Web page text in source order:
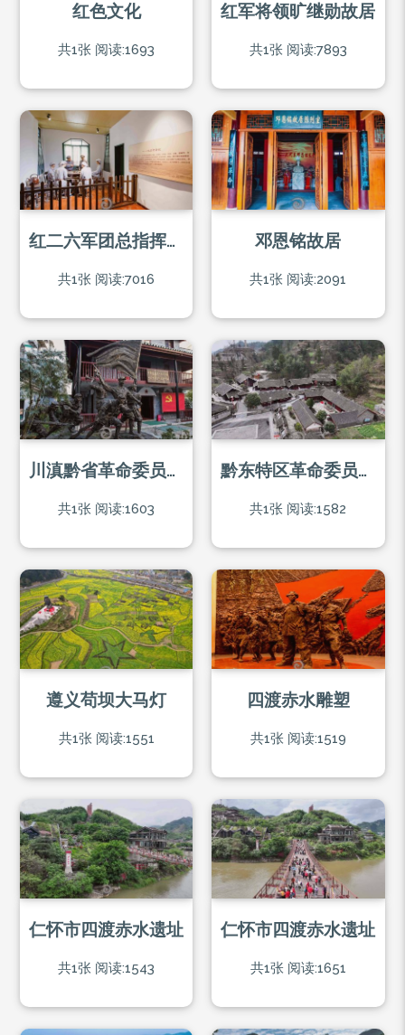
红色文化
共1张 阅读:1693
红军将领旷继勋故居
共1张 阅读:7893
红二六军团总指挥部旧址（石阡会议）
共1张 阅读:7016
邓恩铭故居
共1张 阅读:2091
川滇黔省革命委员会旧址
共1张 阅读:1603
黔东特区革命委员会旧址
共1张 阅读:1582
遵义苟坝大马灯
共1张 阅读:1551
四渡赤水雕塑
共1张 阅读:1519
仁怀市四渡赤水遗址
共1张 阅读:1543
仁怀市四渡赤水遗址
共1张 阅读:1651